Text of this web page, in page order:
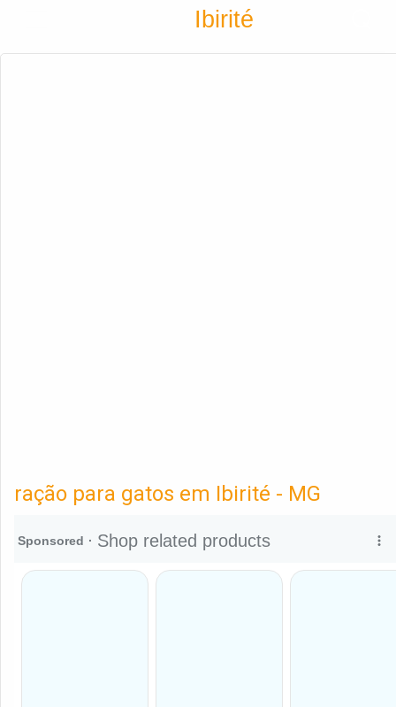
Ibirité
ração para gatos em Ibirité - MG